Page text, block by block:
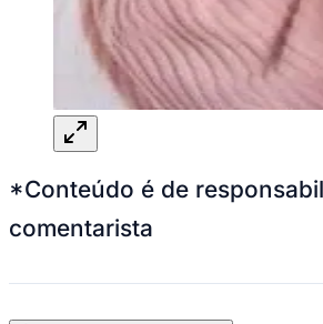
*Conteúdo é de
comentarista